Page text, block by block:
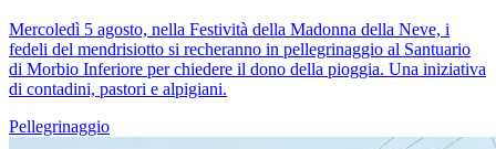
Mercoledì 5 agosto, nella Festività della Madonna della Neve, i
fedeli del mendrisiotto si recheranno in pellegrinaggio al Santuario
di Morbio Inferiore per chiedere il dono della pioggia. Una iniziativa
di contadini, pastori e alpigiani.
Pellegrinaggio